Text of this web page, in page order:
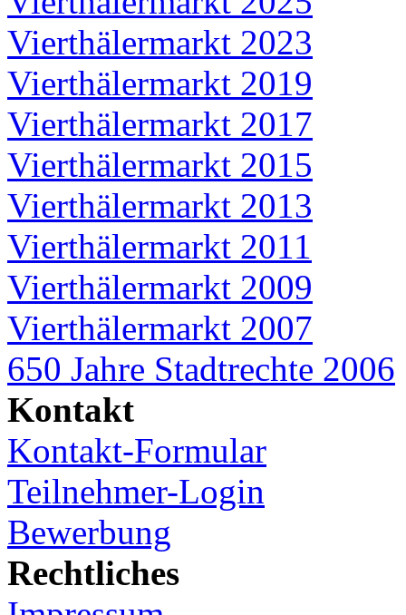
Vierthälermarkt 2023
Vierthälermarkt 2019
Vierthälermarkt 2017
Vierthälermarkt 2015
Vierthälermarkt 2013
Vierthälermarkt 2011
Vierthälermarkt 2009
Vierthälermarkt 2007
650 Jahre Stadtrechte 2006
Kontakt
Kontakt-Formular
Teilnehmer-Login
Bewerbung
Rechtliches